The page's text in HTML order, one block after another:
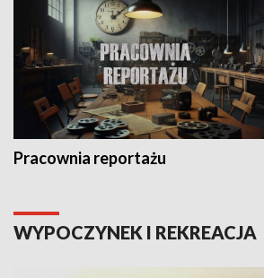
Pracownia reportażu
WYPOCZYNEK I REKREACJA